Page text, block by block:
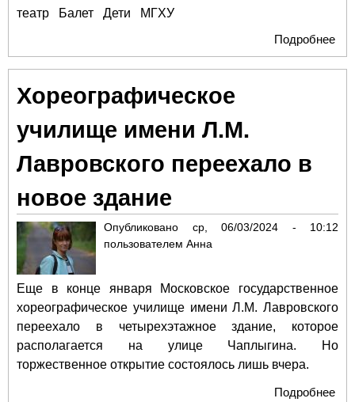
театр Балет Дети
МГХУ
Подробнее
Хореографическое
училище имени Л.М.
Лавровского переехало в
новое здание
Опубликовано ср, 06/03/2024 - 10:12
пользователем Анна
Еще в конце января Московское государственное
хореографическое училище имени Л.М. Лавровского
переехало в четырехэтажное здание, которое
располагается на улице Чаплыгина. Но
торжественное открытие состоялось лишь вчера.
Подробнее